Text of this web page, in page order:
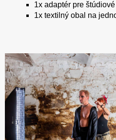
1x adaptér pre
1x textilný obal na